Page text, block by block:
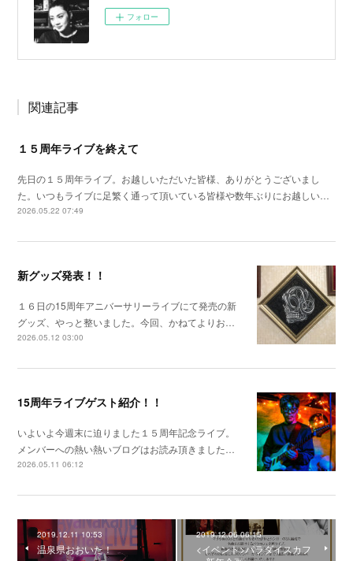
フォロー
関連記事
１５周年ライブを終えて
先日の１５周年ライブ。お越しいただいた皆様、ありがとうございまし
た。いつもライブに足繁く通って頂いている皆様や数年ぶりにお越しい…
2026.05.22 07:49
新グッズ発表！！
１６日の15周年アニバーサリーライブにて発売の新
グッズ、やっと整いました。今回、かねてよりお…
2026.05.12 03:00
15周年ライブゲスト紹介！！
いよいよ今週末に迫りました１５周年記念ライブ。
メンバーへの熱い熱いブログはお読み頂きました…
2026.05.11 06:12
2019.12.11 10:53
温泉県おおいた！
2019.12.06 06:15
<イベント>パラダイスカフ